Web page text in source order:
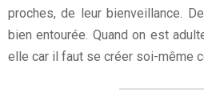
proches, de leur bienveillance.
bien entourée. Quand on est
elle car il faut se créer soi-même